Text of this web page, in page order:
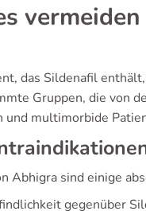
das Sildenafil
Gruppen, die von
und multimorbide
Abhigra sind einige
gegenüber